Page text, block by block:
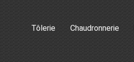
Tôlerie Chaudronnerie